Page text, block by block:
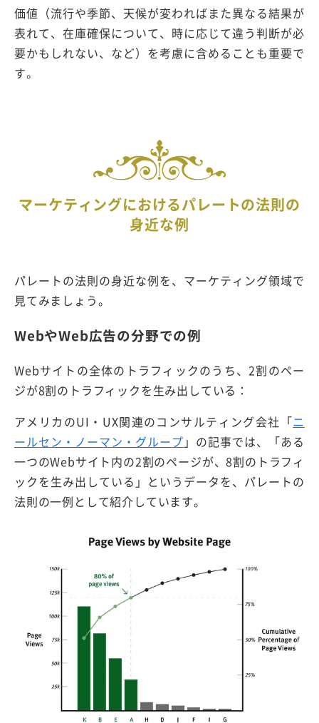
価値（流行や季節、天候が変わればまた異なる結果が
表れて、在庫確保について、時に応じて違う判断が必
要かもしれない、など）を考慮に含めることも重要で
す。
マーケティングにおけるパレートの法則の
身近な例
パレートの法則の身近な例を、マーケティング領域で
見てみましょう。
WebやWeb広告の分野での例
Webサイトの全体のトラフィックのうち、2割のペー
ジが8割のトラフィックを生み出している：
アメリカのUI・UX関連のコンサルティング会社「ニ
ールセン・ノーマン・グループ 」の記事では、「ある
一つのWebサイト内の2割のページが、8割のトラフィ
ックを生み出している」というデータを、パレートの
法則の一例として紹介しています。